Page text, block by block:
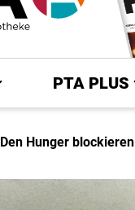
PTA PLUS
Den Hunger blockieren